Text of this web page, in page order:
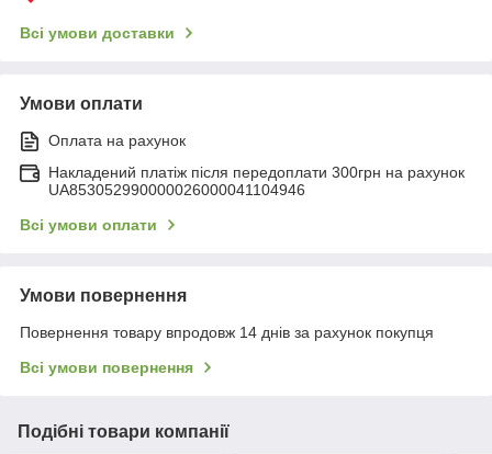
Всі умови доставки
Умови оплати
Оплата на рахунок
Накладений платіж після передоплати 300грн на рахунок
UA853052990000026000041104946
Всі умови оплати
Умови повернення
Повернення товару впродовж 14 днів за рахунок покупця
Всі умови повернення
Подібні товари компанії